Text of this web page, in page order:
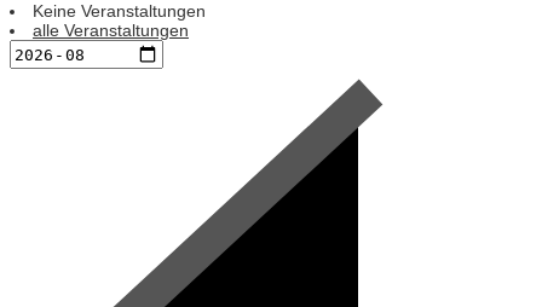
Keine Veranstaltungen
alle Veranstaltungen